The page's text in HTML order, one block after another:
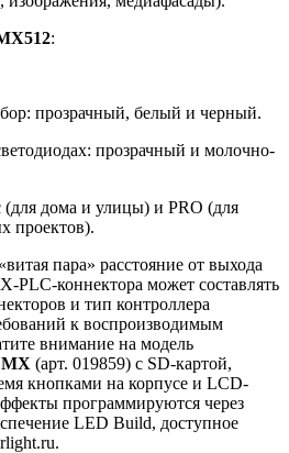
:
прозрачный, белый и черный.
прозрачный и молочно-
дома и улицы) и PRO (для
проектов).
пара» расстояние от выхода
PLC-коннектора может составлять
и тип контроллера
к воспроизводимым
внимание на модель
(арт. 019859) с SD-картой,
кнопками на корпусе и LCD-
программируются через
LED Build, доступное